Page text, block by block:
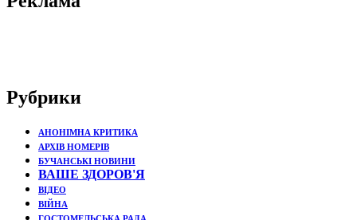
Рубрики
АНОНІМНА КРИТИКА
АРХІВ НОМЕРІВ
БУЧАНСЬКІ НОВИНИ
ВАШЕ ЗДОРОВ'Я
ВІДЕО
ВІЙНА